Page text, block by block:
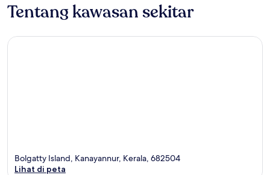
Tentang kawasan sekitar
Bolgatty Island, Kanayannur, Kerala, 682504
Lihat di peta